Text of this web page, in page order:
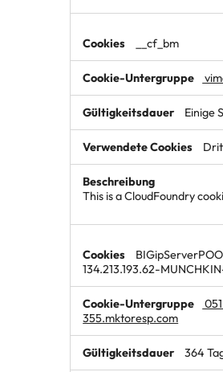
__cf_bm
Einige
This is a CloudFoundry
134.213.193.62-
355.mktoresp.com
364